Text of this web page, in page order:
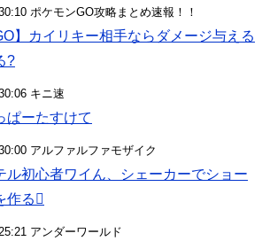
ポケモンGO攻略まとめ速報！！
】カイリキー相手ならダメージ与える
?
キニ速
ぱーたすけて
アルファルファモザイク
ル初心者ワイん、シェーカーでショー
作る
アンダーワールド